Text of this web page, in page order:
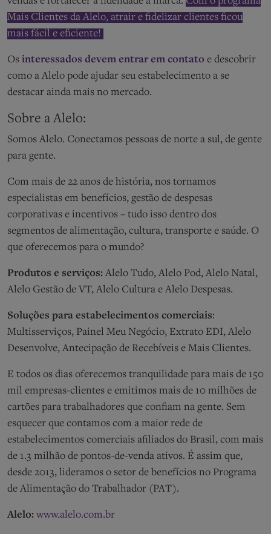
Mais Clientes da Alelo, atrair e fidelizar clientes ficou
mais fácil e eficiente!
Os interessados devem entrar em contato e descobrir
como a Alelo pode ajudar seu estabelecimento a se
destacar ainda mais no mercado.
Sobre a Alelo:
Somos Alelo. Conectamos pessoas de norte a sul, de gente
para gente.
Com mais de 22 anos de história, nos tornamos
especialistas em benefícios, gestão de despesas
corporativas e incentivos – tudo isso dentro dos
segmentos de alimentação, cultura, transporte e saúde. O
que oferecemos para o mundo?
Produtos e serviços: Alelo Tudo, Alelo Pod, Alelo Natal,
Alelo Gestão de VT, Alelo Cultura e Alelo Despesas.
Soluções para estabelecimentos comerciais:
Multisserviços, Painel Meu Negócio, Extrato EDI, Alelo
Desenvolve, Antecipação de Recebíveis e Mais Clientes.
E todos os dias oferecemos tranquilidade para mais de 150
mil empresas-clientes e emitimos mais de 10 milhões de
cartões para trabalhadores que confiam na gente. Sem
esquecer que contamos com a maior rede de
estabelecimentos comerciais afiliados do Brasil, com mais
de 1.3 milhão de pontos-de-venda ativos. É assim que,
desde 2013, lideramos o setor de benefícios no Programa
de Alimentação do Trabalhador (PAT).
Alelo: www.alelo.com.br